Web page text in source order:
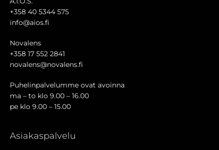
+358 40 5344 575
info@aios.fi
Novalens
+358 17 552 2841
novalens@novalens.fi
Puhelinpalvelumme ovat avoinna
ma – to klo 9.00 – 16.00
pe klo 9.00 – 15.00
Asiakaspalvelu